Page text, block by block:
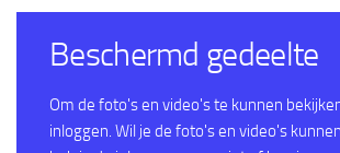
Sponsoring
Word vriend
Sociale Veiligheid
Beschermd gedeelte
Om de foto's en video's te kunnen
inloggen. Wil je de foto's en video's